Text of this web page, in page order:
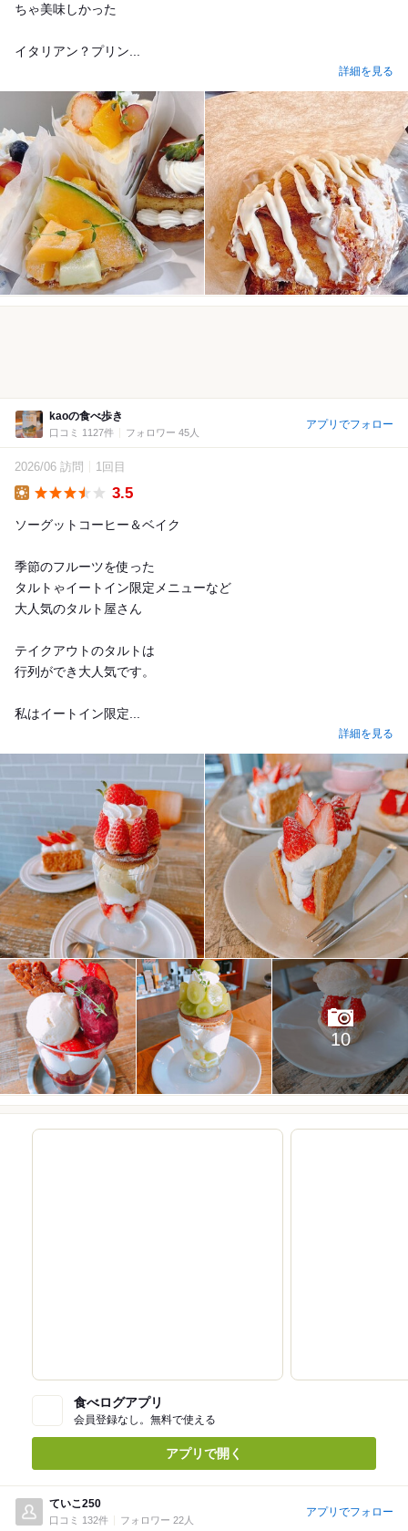
ちゃ美味しかった
イタリアン？プリン...
詳細を見る
kaoの食べ歩き
口コミ 1127件 フォロワー 45人
アプリでフォロー
2026/06 訪問 1回目
3.5
ソーグットコーヒー＆ベイク
季節のフルーツを使った
タルトゃイートイン限定メニューなど
大人気のタルト屋さん
テイクアウトのタルトは
行列ができ大人気です。
私はイートイン限定...
詳細を見る
10
食べログアプリ
会員登録なし。無料で使える
アプリで開く
ていこ250
口コミ 132件 フォロワー 22人
アプリでフォロー